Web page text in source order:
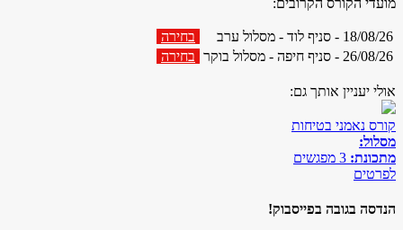
מועדי הקורס הקרובים:
18/08/26 - סניף לוד - מסלול ערב
בחירה
26/08/26 - סניף חיפה - מסלול בוקר
בחירה
אולי יעניין אותך גם:
קורס נאמני בטיחות
מסלול:
מתכונת:
לפרטים
הנדסה בגובה בפייסבוק!